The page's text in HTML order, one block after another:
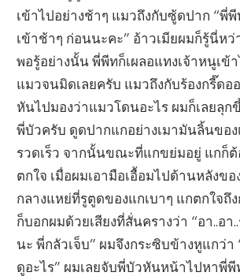
เข้าไปอย่างช้าๆ แมวถึงกับซู้ดปาก “พี่พี
เข้าช้าๆ ก่อนนะคะ” อ้าวเมียผมก็รู้นี่หว่
พอรู้อย่างนั้น พี่พีทก็เผลอแทงเจ้าหนูเข้
แมวจนมิดเลยครับ แมวถึงกับร้องกรี๊ดอ
หันไปมองว่าแมวโดนอะไร ผมก็เลยลุ
พี่บัวครับ ดูดปากแกอย่างเมามันลิ้นของ
รวดเร็ว จากนั้นขณะที่แกขย่มอยู่ แกก็ต้
ตกใจ เมื่อผมเอามือเอื้อมไปด้านหลังข
กลางแหย่ที่รูตูดของแกเบาๆ แกตกใจถึ
ก็บอกผมด้วยเสียงที่สั่นครางว่า “อา..อา
นะ พี่กลัวเจ็บ” ผมจึงกระซิบข้างหูแกว่า
ดูอะไร” ผมเลยจับพี่บัวหันหน้าไปหาพี่